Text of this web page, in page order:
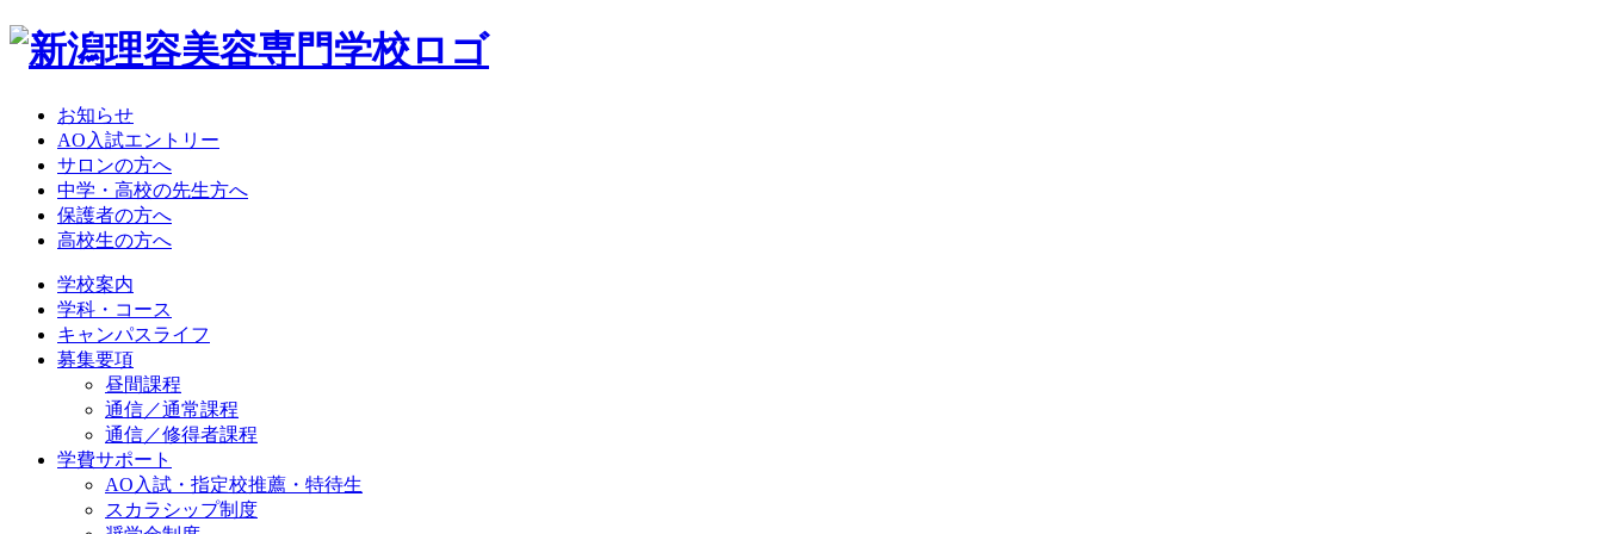
お知らせ
AO入試エントリー
サロンの方へ
中学・高校の先生方へ
保護者の方へ
高校生の方へ
学校案内
学科・コース
キャンパスライフ
募集要項
昼間課程
通信／通常課程
通信／修得者課程
学費サポート
AO入試・指定校推薦・特待生
スカラシップ制度